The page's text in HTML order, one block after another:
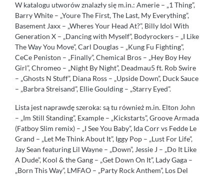
W katalogu utworów znalazły się m.in.: Amerie – „1 Thing”,
Barry White – „Youre The First, The Last, My Everything”,
Basement Jaxx – „Wheres Your Head At?”, Billy Idol With
Generation X – „Dancing with Myself”, Bodyrockers – „I Like
The Way You Move”, Carl Douglas – „Kung Fu Fighting”,
CeCe Peniston – „Finally”, Chemical Bros – „Hey Boy Hey
Girl”, Chromeo – „Night By Night”, Deadmau5 ft. Rob Swire
– „Ghosts N Stuff”, Diana Ross – „Upside Down”, Duck Sauce
– „Barbra Streisand”, Ellie Goulding – „Starry Eyed”.
Lista jest naprawdę szeroka: są tu również m.in. Elton John
– „Im Still Standing”, Example – „Kickstarts”, Groove Armada
(Fatboy Slim remix) – „I See You Baby”, Ida Corr vs Fedde Le
Grand – „Let Me Think About It”, Iggy Pop – „Lust For Life”,
Jay Sean featuring Lil Wayne – „Down”, Jessie J – „Do It Like
A Dude”, Kool & the Gang – „Get Down On It”, Lady Gaga –
„Born This Way”, LMFAO – „Party Rock Anthem”, Los Del